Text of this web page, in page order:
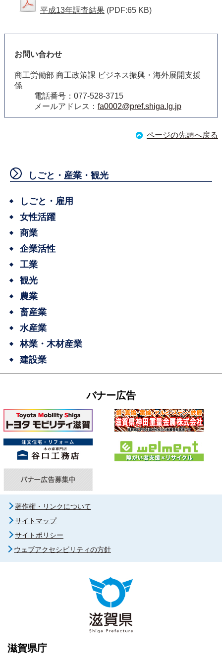
平成13年調査結果 (PDF:65 KB)
お問い合わせ
商工労働部 商工政策課 ビジネス振興・海外展開支援
係
電話番号：077-528-3715
メールアドレス： fa0002@pref.shiga.lg.jp
ページの先頭へ戻る
しごと・産業・観光
しごと・雇用
女性活躍
商業
企業活性
工業
観光
農業
畜産業
水産業
林業・木材産業
建設業
バナー広告
著作権・リンクについて
サイトマップ
サイトポリシー
ウェブアクセシビリティの方針
滋賀県庁